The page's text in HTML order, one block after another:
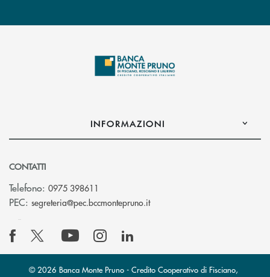
INFORMAZIONI
CONTATTI
Telefono: 0975 398611
PEC: segreteria@pec.bccmontepruno.it(si apre l’app di posta
© 2026 Banca Monte Pruno - Credito Cooperativo di Fisciano,